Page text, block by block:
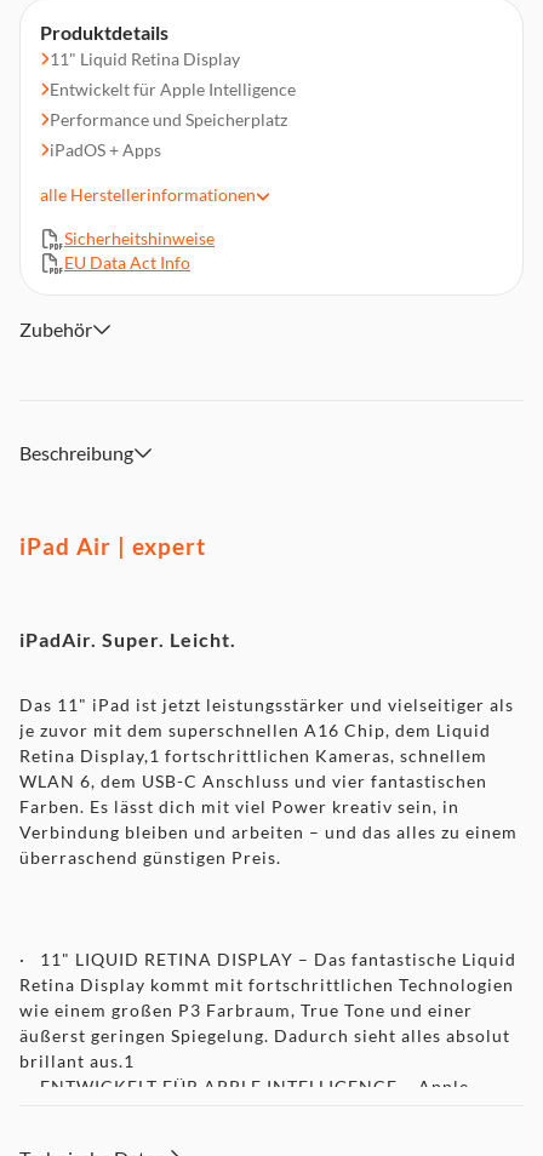
Produktdetails
11" Liquid Retina Display
Entwickelt für Apple Intelligence
Performance und Speicherplatz
iPadOS + Apps
Mit Touch ID entsperren und bezahlen
alle Herstellerinformationen
Sicherheitshinweise
EU Data Act Info
Zubehör
Beschreibung
iPad Air | expert
iPadAir. Super. Leicht.
Das 11" iPad ist jetzt leistungsstärker und vielseitiger als
je zuvor mit dem superschnellen A16 Chip, dem Liquid
Retina Display,1 fortschrittlichen Kameras, schnellem
WLAN 6, dem USB-C Anschluss und vier fantastischen
Farben. Es lässt dich mit viel Power kreativ sein, in
Verbindung bleiben und arbeiten – und das alles zu einem
überraschend günstigen Preis.
· 11" LIQUID RETINA DISPLAY – Das fantastische Liquid
Retina Display kommt mit fortschrittlichen Technologien
wie einem großen P3 Farbraum, True Tone und einer
äußerst geringen Spiegelung. Dadurch sieht alles absolut
brillant aus.1
ENTWICKELT FÜR APPLE INTELLIGENCE – Apple